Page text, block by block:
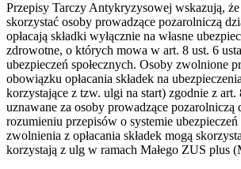
Przepisy Tarczy Antykryzysowej wskazują,
skorzystać osoby prowadzące pozarolniczą
opłacają składki wyłącznie na własne
zdrowotne, o których mowa w art. 8 ust. 6
ubezpieczeń społecznych. Osoby zwolnione
obowiązku opłacania składek na
korzystające z tzw. ulgi na start) zgodnie z art.
uznawane za osoby prowadzące pozarolniczą
rozumieniu przepisów o systemie ubezpieczeń
zwolnienia z opłacania składek mogą
korzystają z ulg w ramach Małego ZUS plus